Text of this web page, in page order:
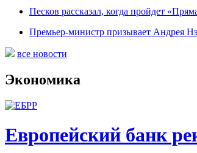
Песков рассказал, когда пройдет
Премьер-министр призывает Андрея
все новости
Экономика
Европейский банк